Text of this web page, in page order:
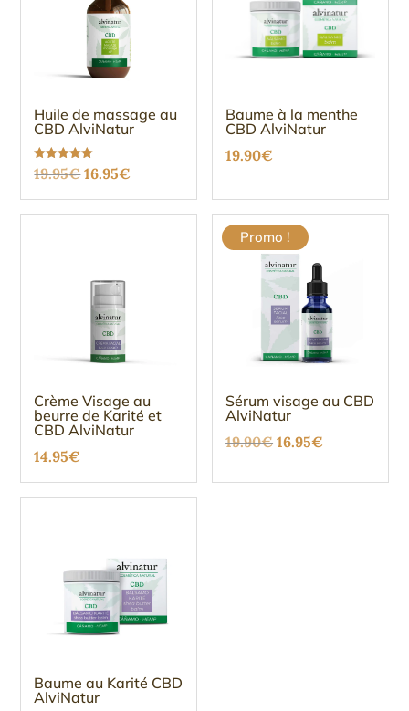
Huile de massage au
CBD AlviNatur
Note
5.00
19.95€Le
prix
initial
16.95€
prix
actuel
Baume à la menthe
CBD AlviNatur
19.90€
Crème Visage au
beurre de Karité et
CBD AlviNatur
14.95€
Promo !
Sérum visage au CBD
AlviNatur
19.90€ Le
16.95€
Baume au Karité CBD
AlviNatur